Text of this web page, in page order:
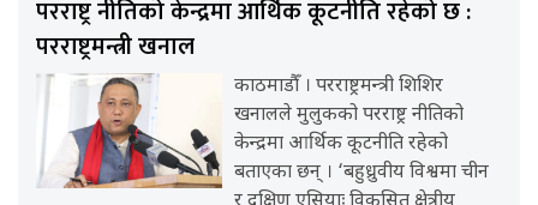
परराष्ट्र नीतिको केन्द्रमा आर्थिक कूटनीति रहेको छ :
परराष्ट्रमन्त्री खनाल
काठमाडौँ । परराष्ट्रमन्त्री शिशिर
खनालले मुलुकको परराष्ट्र नीतिको
केन्द्रमा आर्थिक कूटनीति रहेको
बताएका छन् । ‘बहुध्रुवीय विश्वमा चीन